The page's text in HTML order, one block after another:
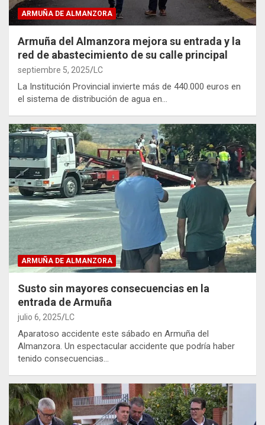
ARMUÑA DE ALMANZORA
Armuña del Almanzora mejora su entrada y la
red de abastecimiento de su calle principal
septiembre 5, 2025 LC
La Institución Provincial invierte más de 440.000 euros en
el sistema de distribución de agua en…
ARMUÑA DE ALMANZORA
Susto sin mayores consecuencias en la
entrada de Armuña
julio 6, 2025 LC
Aparatoso accidente este sábado en Armuña del
Almanzora. Un espectacular accidente que podría haber
tenido consecuencias…